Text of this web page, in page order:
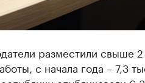
разместили свыше
с начала года – 7,3